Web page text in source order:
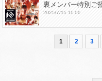
裏メンバー特別ご
2025/7/15 11:00
1 2 3